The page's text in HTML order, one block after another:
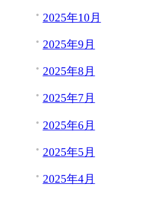
2025年10月
2025年9月
2025年8月
2025年7月
2025年6月
2025年5月
2025年4月